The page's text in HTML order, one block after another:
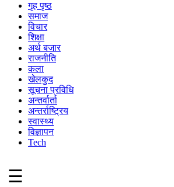
गृह पृष्ठ
समाज
विचार
शिक्षा
अर्थ बजार
राजनीति
कला
खेलकुद
सूचना प्रविधि
अन्तर्वार्ता
अन्तर्राष्ट्रिय
स्वास्थ्य
विज्ञापन
Tech
☰